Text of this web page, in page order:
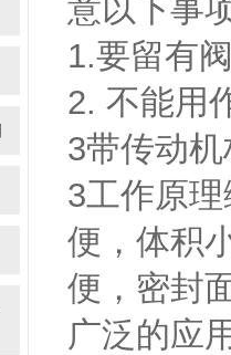
意以下事
1.要留有
2. 不能用
3带传动
3工作原
便，体积
便，密封
广泛的应